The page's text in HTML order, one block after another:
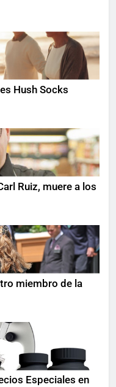
Hush Socks
Ruiz, muere a los
miembro de la
Especiales en